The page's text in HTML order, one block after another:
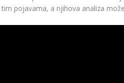
pojavama, a njihova analiza